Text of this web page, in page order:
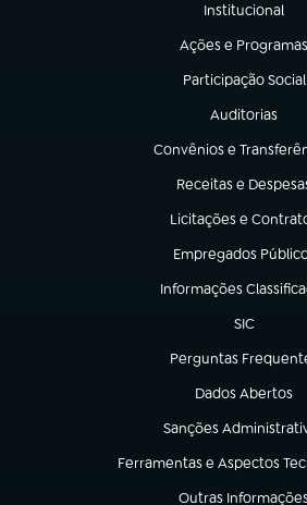
Institucional
(abre em nova
Ações e Programas
(abre em nova aba)
Participação Social
(abre em nova aba)
Auditorias
(abre em nova
Convênios e
(abre em nova aba)
Receitas e
(abre em nova aba)
Licitações e
(abre em nova aba)
Empregados
(abre em nova aba)
Informações
(abre em nova aba)
SIC
(abre em
Perguntas
(abre em nova aba)
Dados Abertos
(abre em nova
Sanções
(abre em nova aba)
Ferramentas e Aspectos
(abre em nova aba)
Outras